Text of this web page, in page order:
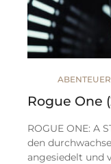
Rogue One
ROGUE ONE: A
den
angesiedelt und